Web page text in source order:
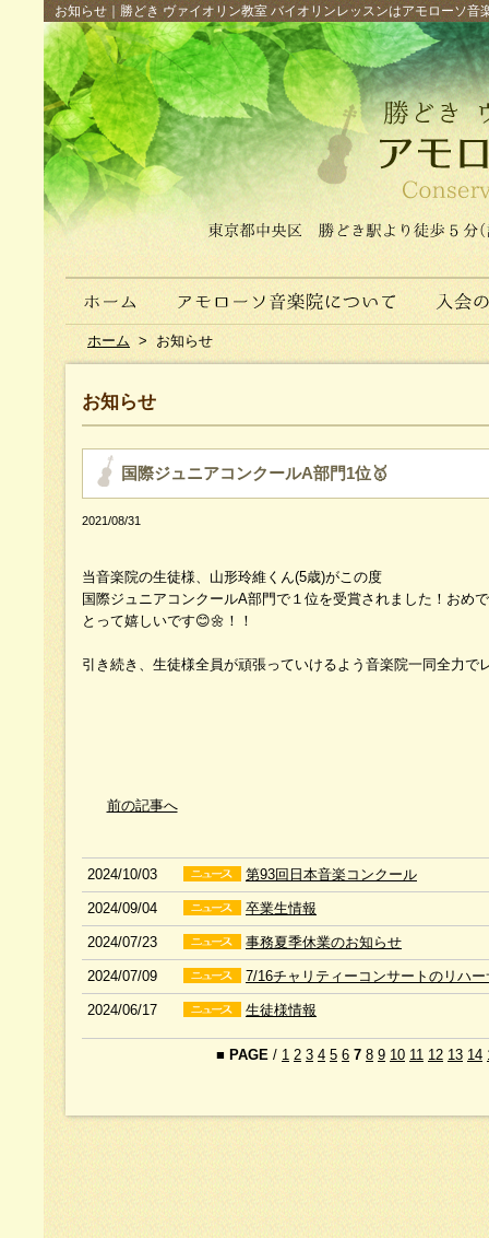
お知らせ｜勝どき ヴァイオリン教室 バイオリンレッスンはアモローソ
ホーム > お知らせ
お知らせ
国際ジュニアコンクールA部門1位🥇
2021/08/31
当音楽院の生徒様、山形玲維くん(5歳)がこの度
国際ジュニアコンクールA部門で１位を受賞されました！おめ
とって嬉しいです😊🌼！！
引き続き、生徒様全員が頑張っていけるよう音楽院一同全力で
前の記事へ
2024/10/03 第93回日本音楽コンクール
2024/09/04 卒業生情報
2024/07/23 事務夏季休業のお知らせ
2024/07/09 7/16チャリティーコンサートのリハー
2024/06/17 生徒様情報
■ PAGE / 1 2 3 4 5 6 7 8 9 10 11 12 13 14